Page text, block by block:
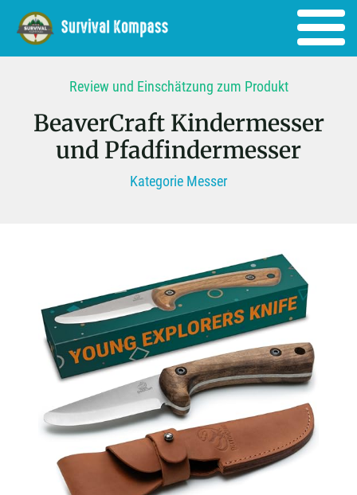
Review und Einschätzung zum Produkt
BeaverCraft Kindermesser
und Pfadfindermesser
Kategorie Messer